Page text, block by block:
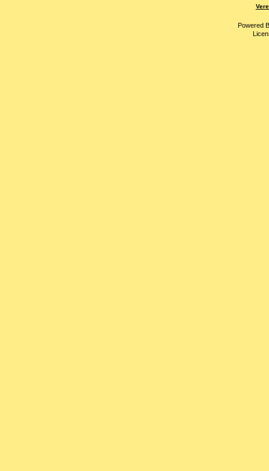
Powered